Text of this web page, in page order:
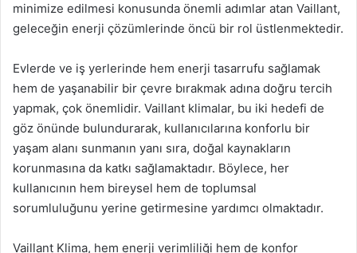
minimize edilmesi konusunda önemli adımlar atan Vaillant,
geleceğin enerji çözümlerinde öncü bir rol üstlenmektedir.
Evlerde ve iş yerlerinde hem enerji tasarrufu sağlamak
hem de yaşanabilir bir çevre bırakmak adına doğru tercih
yapmak, çok önemlidir. Vaillant klimalar, bu iki hedefi de
göz önünde bulundurarak, kullanıcılarına konforlu bir
yaşam alanı sunmanın yanı sıra, doğal kaynakların
korunmasına da katkı sağlamaktadır. Böylece, her
kullanıcının hem bireysel hem de toplumsal
sorumluluğunu yerine getirmesine yardımcı olmaktadır.
Vaillant Klima, hem enerji verimliliği hem de konfor